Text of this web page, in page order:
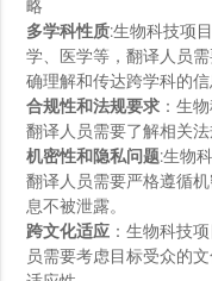
略
多学科性质:生物科技项
学、医学等，翻译人员
确理解和传达跨学科的信
合规性和法规要求 ：生
翻译人员需要了解相关
机密性和隐私问题:生物
翻译人员需要严格遵循
息不被泄露。
跨文化适应 ：生物科技
员需要考虑目标受众的